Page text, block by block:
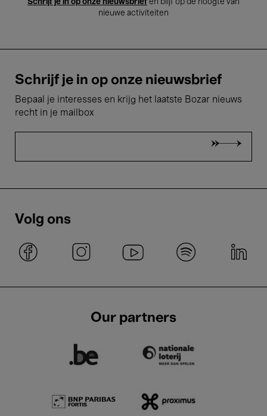
Schrijf je in op onze nieuwsbrief en blijf op de hoogte van
nieuwe activiteiten
Schrijf je in op onze nieuwsbrief
Bepaal je interesses en krijg het laatste Bozar nieuws
recht in je mailbox
Volg ons
Our partners